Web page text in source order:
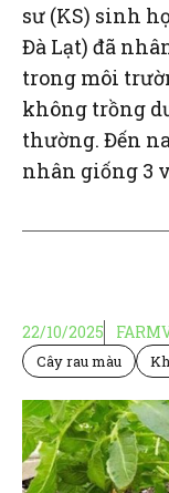
sư (KS) sinh
Đà Lạt) đã
trong môi
không trồng
thường. Đến
nhân giống 3
22/10/2025
Cây rau màu